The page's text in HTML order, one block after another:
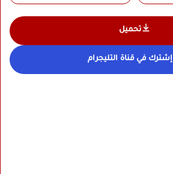
تحميل
إشترك في قناة التليجرام